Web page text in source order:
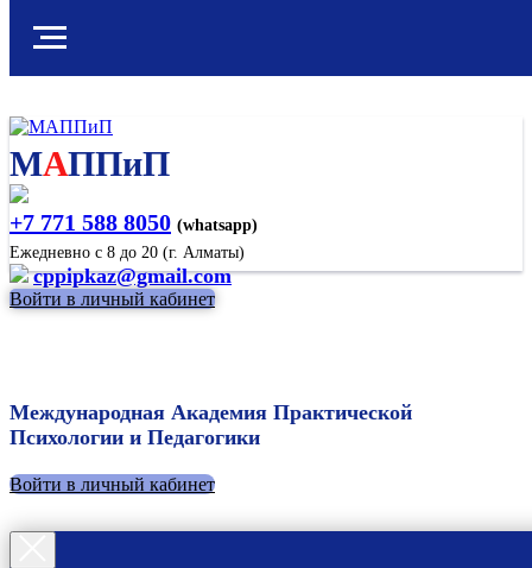
МАППиП
+7 771 588 8050 (whatsapp)
Ежедневно с 8 до 20 (г. Алматы)
cppipkaz@gmail.com
Войти в личный кабинет
Международная Академия Практической
Психологии и Педагогики
Войти в личный кабинет